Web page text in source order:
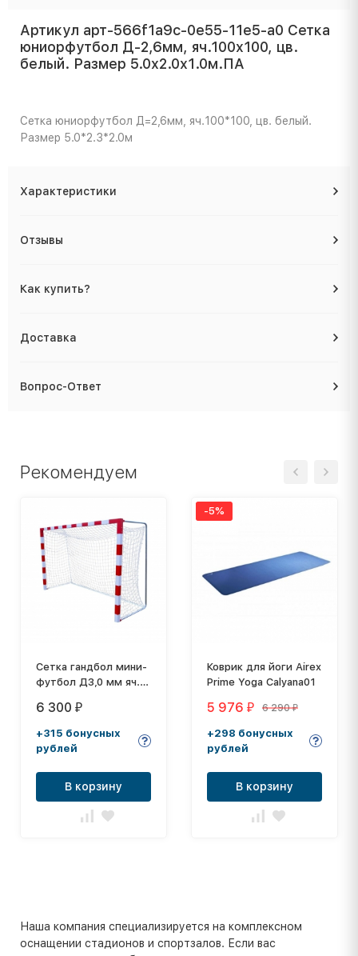
Артикул арт-566f1a9c-0e55-11e5-a0 Сетка
юниорфутбол Д-2,6мм, яч.100x100, цв.
белый. Размер 5.0x2.0x1.0м.ПА
Сетка юниорфутбол Д=2,6мм, яч.100*100, цв. белый.
Размер 5.0*2.3*2.0м
Характеристики
Отзывы
Как купить?
Доставка
Вопрос-Ответ
Рекомендуем
Сетка гандбол мини-
футбол Д3,0 мм яч.
Размер 2,00 * 3,00 *
1.0 м ПА
6 300 ₽
+315 бонусных
рублей
В корзину
-5%
Коврик для йоги Airex
Prime Yoga Calyana01
5 976 ₽ 6 290₽
+298 бонусных
рублей
В корзину
Наша компания специализируется на комплексном
оснащении стадионов и спортзалов. Если вас